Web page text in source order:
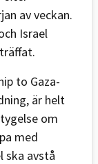
av veckan.
Israel
to Gaza-
är helt
om
med
ska avstå